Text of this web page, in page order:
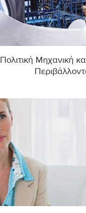
Πολιτική Μηχανική